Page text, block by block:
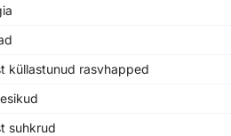
küllastunud rasvhapped
suhkrud